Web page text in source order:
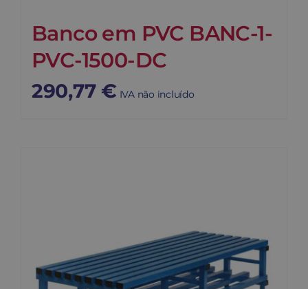
Banco em PVC BANC-1-
PVC-1500-DC
290,77 € IVA não incluído